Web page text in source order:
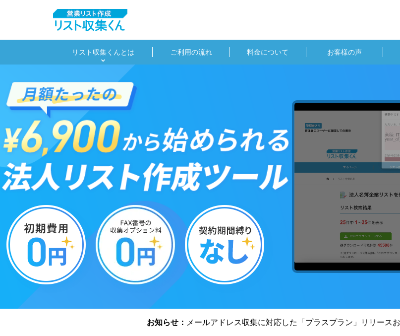
リスト収集くんとは ご利用の流れ 料金について お客様の声
お知らせ： メールアドレス収集に対応した「プラスプラン」リリース